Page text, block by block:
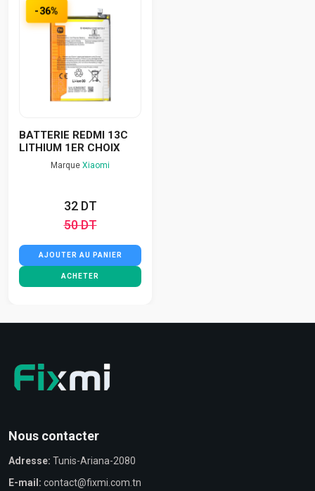
-36%
BATTERIE REDMI 13C
LITHIUM 1ER CHOIX
Marque Xiaomi
32 DT
50 DT
AJOUTER AU PANIER
ACHETER
Nous contacter
Adresse: Tunis-Ariana-2080
E-mail: contact@fixmi.com.tn